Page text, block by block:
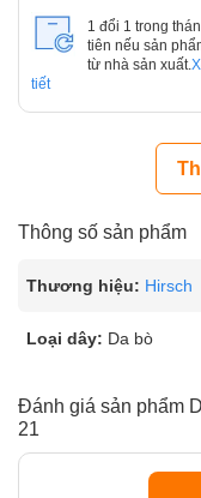
1 đổi 1 trong
tiên nếu sản
từ nhà sản xuất.
tiết
Thông số sản phẩm
Thương hiệu: Hirsch
Loại dây: Da bò
Đánh giá sản phẩm
21